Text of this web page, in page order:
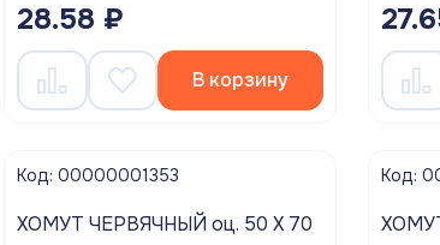
28.58 ₽
В корзину
Код: 00000001353
ХОМУТ ЧЕРВЯЧНЫЙ оц. 50 Х 70
Код:
ХОМУТ ЧЕРВЯЧНЫЙ оц.